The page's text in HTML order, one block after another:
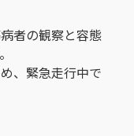
の観察と容態
緊急走行中で